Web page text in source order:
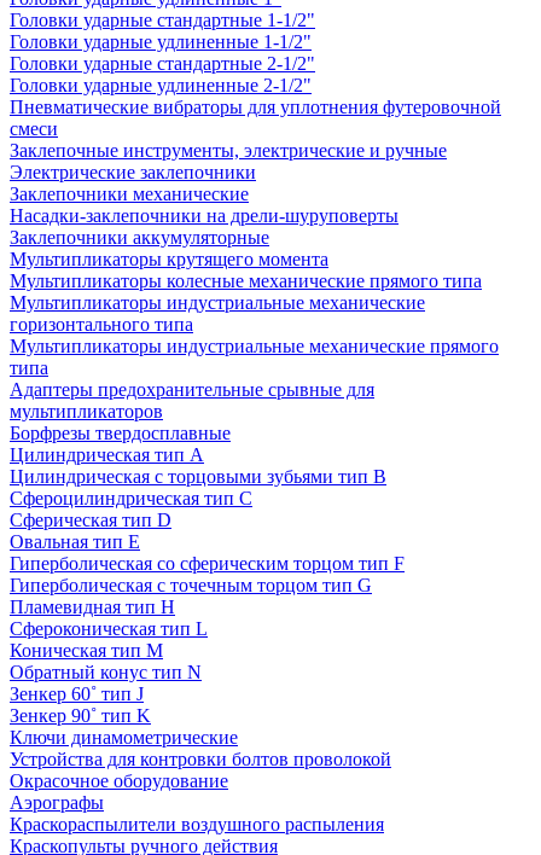
Головки ударные стандартные 1-1/2"
Головки ударные удлиненные 1-1/2"
Головки ударные стандартные 2-1/2"
Головки ударные удлиненные 2-1/2"
Пневматические вибраторы для уплотнения футеровочной
смеси
Заклепочные инструменты, электрические и ручные
Электрические заклепочники
Заклепочники механические
Насадки-заклепочники на дрели-шуруповерты
Заклепочники аккумуляторные
Мультипликаторы крутящего момента
Мультипликаторы колесные механические прямого типа
Мультипликаторы индустриальные механические
горизонтального типа
Мультипликаторы индустриальные механические прямого
типа
Адаптеры предохранительные срывные для
мультипликаторов
Борфрезы твердосплавные
Цилиндрическая тип A
Цилиндрическая с торцовыми зубьями тип B
Сфероцилиндрическая тип C
Сферическая тип D
Овальная тип E
Гиперболическая со сферическим торцом тип F
Гиперболическая с точечным торцом тип G
Пламевидная тип H
Сфероконическая тип L
Коническая тип M
Обратный конус тип N
Зенкер 60˚ тип J
Зенкер 90˚ тип K
Ключи динамометрические
Устройства для контровки болтов проволокой
Окрасочное оборудование
Аэрографы
Краскораспылители воздушного распыления
Краскопульты ручного действия